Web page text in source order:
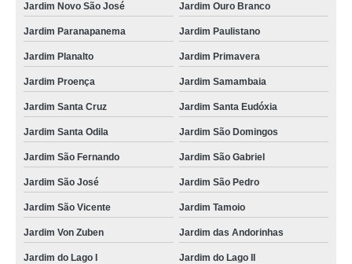
Jardim Novo São José Jardim Ouro Branco
Jardim Paranapanema Jardim Paulistano
Jardim Planalto Jardim Primavera
Jardim Proença Jardim Samambaia
Jardim Santa Cruz Jardim Santa Eudóxia
Jardim Santa Odila Jardim São Domingos
Jardim São Fernando Jardim São Gabriel
Jardim São José Jardim São Pedro
Jardim São Vicente Jardim Tamoio
Jardim Von Zuben Jardim das Andorinhas
Jardim do Lago I Jardim do Lago II